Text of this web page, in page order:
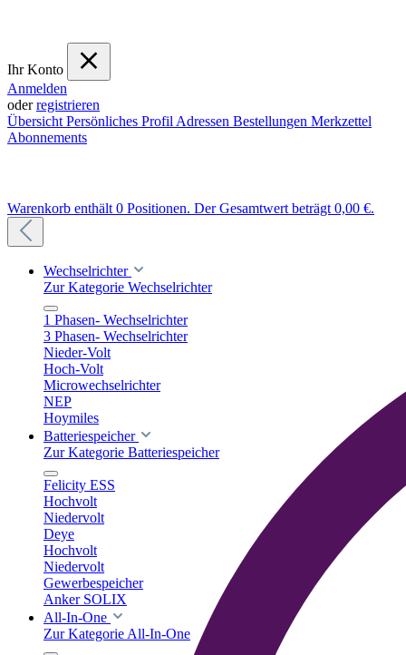
Ihr Konto
Anmelden
oderregistrieren
Übersicht Persönliches Profil Adressen Bestellungen Merkzettel
Abonnements
Warenkorb enthält 0 Positionen. Der Gesamtwert beträgt 0,00 €.
Wechselrichter
Zur Kategorie Wechselrichter
1 Phasen- Wechselrichter
3 Phasen- Wechselrichter
Nieder-Volt
Hoch-Volt
Microwechselrichter
NEP
Hoymiles
Batteriespeicher
Zur Kategorie Batteriespeicher
Felicity ESS
Hochvolt
Niedervolt
Deye
Hochvolt
Niedervolt
Gewerbespeicher
Anker SOLIX
All-In-One
Zur Kategorie All-In-One